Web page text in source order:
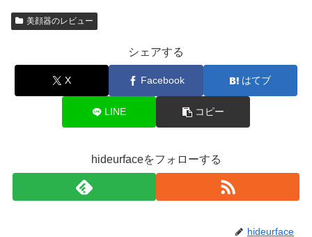
美顔器のレビュー
シェアする
X Facebook はてブ
LINE コピー
hideurfaceをフォローする
hideurface